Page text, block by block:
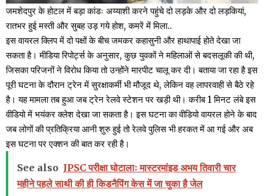
जमशेदपुर के होटल में बड़ा कांडः अय्याशी करने पहुंचे दो लड़के और दो लड़कियां,
रातभर हुई मस्ती और सुबह उड़ गये होश, कमरें में मिला..
इस वायरल क्लिप में दो पक्षों के बीच जमकर कहासुनी और हाथापाई होते देखा जा
सकता है। मीडिया रिपोर्ट्स के अनुसार, कुछ युवकों ने महिलाओं से बदसलूकी की थी,
जिसका परिजनों ने विरोध किया तो उन्होंने मारपीट चालू कर दी। बताया जा रहा है इस
पूरी घटना के दौरान ट्रेन में सुरक्षाकर्मी भी मौजूद थे, लेकिन वह लापरवाही से बैठे रहे
है। यह मामला तब हुआ जब ट्रेन रेलवे स्टेशन पर खड़ी थी। करीब 1 मिनट लंबे इस
वीडियो में भयंकर क्लेश देखा जा सकता है। इस घटना का वीडियो वायरल होने के बाद
जब लोगों की प्रतिक्रिया आनी शुरु हुई तो रेलवे पुलिस भी हरकत में आ गई और अब
इस घटना पर एक्शन की बात कर रही है।
See also JPSC परीक्षा घोटालाः मास्टरमांइड अभय तिवारी चार
महीने पहले साथी की ही किडनैपिंग केस में जा चुका है जेल